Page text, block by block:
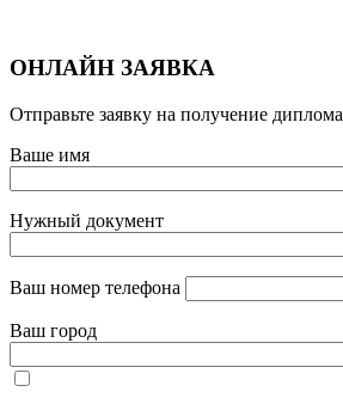
ОНЛАЙН ЗАЯВКА
Отправьте заявку на получение диплома
Ваше имя
Нужный документ
Ваш номер телефона
Ваш город